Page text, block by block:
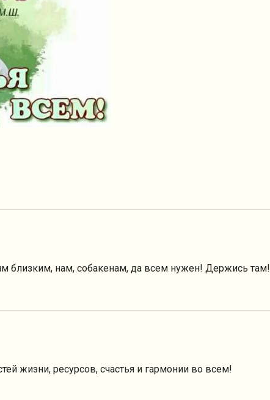
близким, нам, собакенам, да всем нужен! Держись там!
жизни, ресурсов, счастья и гармонии во всем!